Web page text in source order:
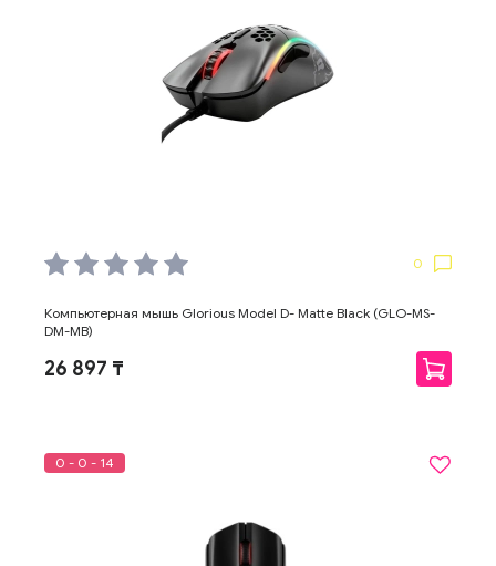
0
Компьютерная мышь Glorious Model D- Matte Black (GLO-MS-
DM-MB)
26 897 ₸
0 - 0 - 14